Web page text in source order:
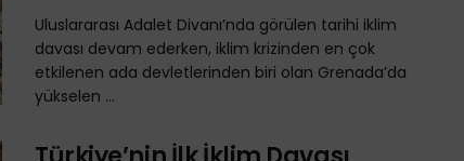
Uluslararası Adalet Divanı’nda görülen tarihi iklim
davası devam ederken, iklim krizinden en çok
etkilenen ada devletlerinden biri olan Grenada’da
yükselen ...